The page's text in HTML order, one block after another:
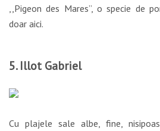
,,Pigeon des Mares”, o specie de
doar aici.
5. Illot Gabriel
Cu plajele sale albe, fine,